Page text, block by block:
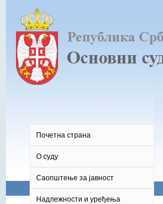
Почетна страна
О суду
Саопштење за јавност
Надлежности и уређења